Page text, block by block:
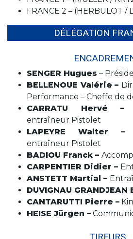
FRANCE 2 – (HERBULOT /
DÉLÉGATION
SENGER Hugues –
BELLENOUE Valérie –
Performance – Cheffe de
CARRATU Hervé –
entraîneur Pistolet
LAPEYRE Walter –
entraîneur Pistolet
BADIOU Franck –
CARPENTIER Didier –
ANSTETT Martial –
DUVIGNAU GRANDJEAN
CANTARUTTI Pierre –
HEISE Jürgen –